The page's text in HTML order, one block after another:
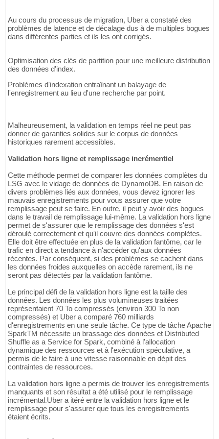
Au cours du processus de migration, Uber a constaté des
problèmes de latence et de décalage dus à de multiples bogues
dans différentes parties et ils les ont corrigés.
Optimisation des clés de partition pour une meilleure distribution
des données d'index.
Problèmes d'indexation entraînant un balayage de
l'enregistrement au lieu d'une recherche par point.
Malheureusement, la validation en temps réel ne peut pas
donner de garanties solides sur le corpus de données
historiques rarement accessibles.
Validation hors ligne et remplissage incrémentiel
Cette méthode permet de comparer les données complètes du
LSG avec le vidage de données de DynamoDB. En raison de
divers problèmes liés aux données, vous devez ignorer les
mauvais enregistrements pour vous assurer que votre
remplissage peut se faire. En outre, il peut y avoir des bogues
dans le travail de remplissage lui-même. La validation hors ligne
permet de s'assurer que le remplissage des données s'est
déroulé correctement et qu'il couvre des données complètes.
Elle doit être effectuée en plus de la validation fantôme, car le
trafic en direct a tendance à n'accéder qu'aux données
récentes. Par conséquent, si des problèmes se cachent dans
les données froides auxquelles on accède rarement, ils ne
seront pas détectés par la validation fantôme.
Le principal défi de la validation hors ligne est la taille des
données. Les données les plus volumineuses traitées
représentaient 70 To compressés (environ 300 To non
compressés) et Uber a comparé 760 milliards
d'enregistrements en une seule tâche. Ce type de tâche Apache
SparkTM nécessite un brassage des données et Distributed
Shuffle as a Service for Spark, combiné à l'allocation
dynamique des ressources et à l'exécution spéculative, a
permis de le faire à une vitesse raisonnable en dépit des
contraintes de ressources.
La validation hors ligne a permis de trouver les enregistrements
manquants et son résultat a été utilisé pour le remplissage
incrémental.Uber a itéré entre la validation hors ligne et le
remplissage pour s'assurer que tous les enregistrements
étaient écrits.